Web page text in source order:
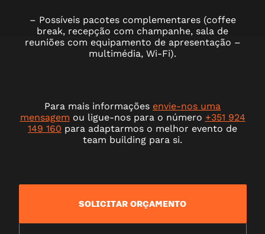
– Possíveis pacotes complementares (coffee
break, recepção com champanhe, sala de
reuniões com equipamento de apresentação –
multimédia, Wi-Fi).
Para mais informações envie-nos uma
mensagem ou ligue-nos para o número +351 924
149 160 para adaptarmos o melhor evento de
team building para si.
SOLICITAR ORÇAMENTO